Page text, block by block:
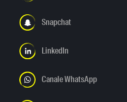
Snapchat
LinkedIn
Canale WhatsApp